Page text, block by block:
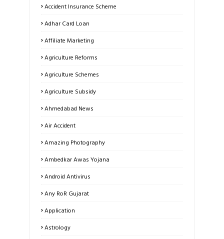
Accident Insurance Scheme
Adhar Card Loan
Affiliate Marketing
Agriculture Reforms
Agriculture Schemes
Agriculture Subsidy
Ahmedabad News
Air Accident
Amazing Photography
Ambedkar Awas Yojana
Android Antivirus
Any RoR Gujarat
Application
Astrology